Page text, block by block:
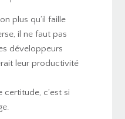
plus qu’il faille
il ne faut pas
développeurs
leur productivité
c’est si